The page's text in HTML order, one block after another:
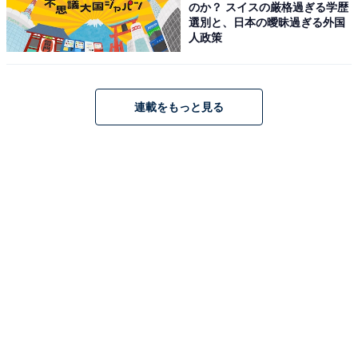
のか？ スイスの厳格過ぎる学歴
選別と、日本の曖昧過ぎる外国
人政策
連載をもっと見る